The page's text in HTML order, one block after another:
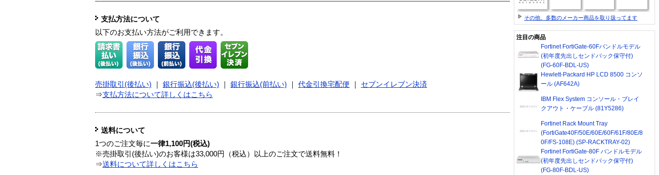
支払方法について
以下のお支払い方法がご利用できます。
売掛取引(後払い) 銀行振込(後払い) 銀行振込(前払い) 代金引換宅配便
セブンイレブン決済
⇒支払方法について詳しくはこちら
送料について
1つのご注文毎に一律1,100円(税込)
※売掛取引(後払い)のお客様は33,000円（税込）以上のご注文で送料無料！
⇒送料について詳しくはこちら
その他、多数のメーカー商品を取り扱ってます
注目の商品
Fortinet FortiGate-60Fバンドルモデル
(初年度先出しセンドバック保守付)
(FG-60F-BDL-US)
Hewlett-Packard HP LCD 8500 コンソ
ール (AF642A)
IBM Flex System コンソール・ブレイ
クアウト・ケーブル (81Y5286)
Fortinet Rack Mount Tray
(FortiGate40F/50E/60E/60F/61F/80E/8
0F/FS-108E) (SP-RACKTRAY-02)
Fortinet FortiGate-80F バンドルモデル
(初年度先出しセンドバック保守付)
(FG-80F-BDL-US)